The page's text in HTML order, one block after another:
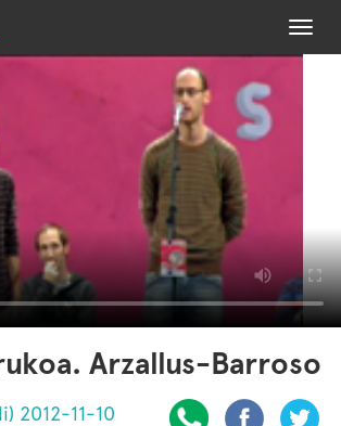
Arzallus-Barroso
2012-11-10